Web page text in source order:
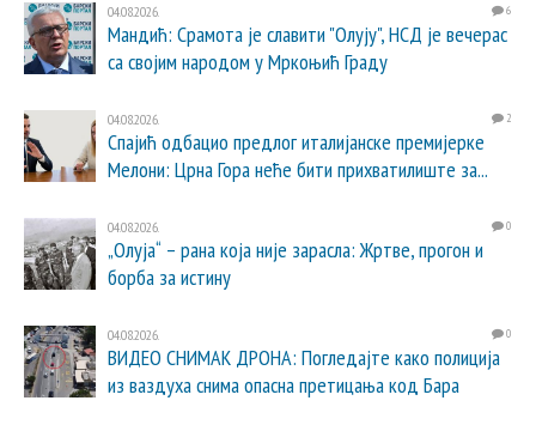
04.08.2026. 6
Мандић: Срамота је славити "Олују", НСД је вечерас
са својим народом у Мркоњић Граду
04.08.2026. 2
Спајић одбацио предлог италијанске премијерке
Мелони: Црна Гора неће бити прихватилиште за...
04.08.2026. 0
„Олуја“ – рана која није зарасла: Жртве, прогон и
борба за истину
04.08.2026. 0
ВИДЕО СНИМАК ДРОНА: Погледајте како полиција
из ваздуха снима опасна претицања код Бара